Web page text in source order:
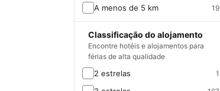
A menos de 5 km 19
Classificação do alojamento
Encontre hotéis e alojamentos para
férias de alta qualidade
2 estrelas 1